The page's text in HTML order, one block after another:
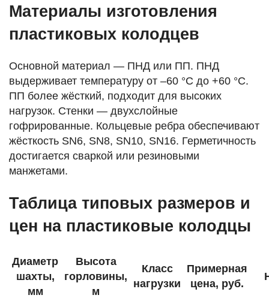
Материалы изготовления
пластиковых колодцев
Основной материал — ПНД или ПП. ПНД
выдерживает температуру от –60 °C до +60 °C.
ПП более жёсткий, подходит для высоких
нагрузок. Стенки — двухслойные
гофрированные. Кольцевые ребра обеспечивают
жёсткость SN6, SN8, SN10, SN16. Герметичность
достигается сваркой или резиновыми
манжетами.
Таблица типовых размеров и
цен на пластиковые колодцы
Диаметр
шахты,
мм
Высота
горловины,
м
Класс
нагрузки
Примерная
цена, руб.